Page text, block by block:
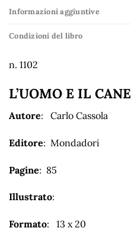
Informazioni aggiuntive
Condizioni del libro
n. 1102
L’UOMO E IL CANE
Autore: Carlo Cassola
Editore: Mondadori
Pagine: 85
Illustrato:
Formato: 13 x 20